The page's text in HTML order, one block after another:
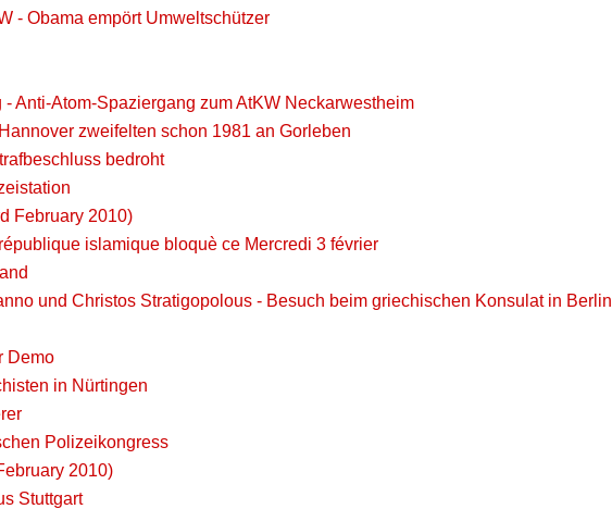
- Obama empört Umweltschützer
Anti-Atom-Spaziergang zum AtKW Neckarwestheim
zweifelten schon 1981 an Gorleben
bedroht
February 2010)
islamique bloquè ce Mercredi 3 février
und Christos Stratigopolous - Besuch beim griechischen Konsulat in Berlin
Demo
in Nürtingen
Polizeikongress
2010)
Stuttgart